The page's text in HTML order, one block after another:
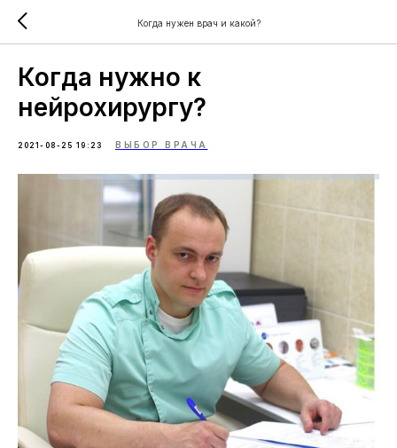
Когда нужен врач и какой?
Когда нужно к
нейрохирургу?
2021-08-25 19:23 ВЫБОР ВРАЧА